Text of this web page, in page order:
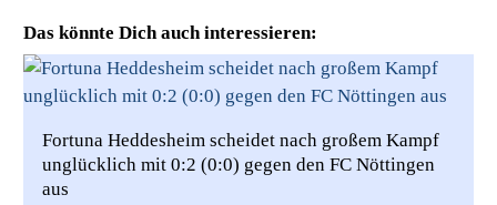
Das könnte Dich auch interessieren:
Fortuna Heddesheim scheidet nach großem Kampf
unglücklich mit 0:2 (0:0) gegen den FC Nöttingen
aus